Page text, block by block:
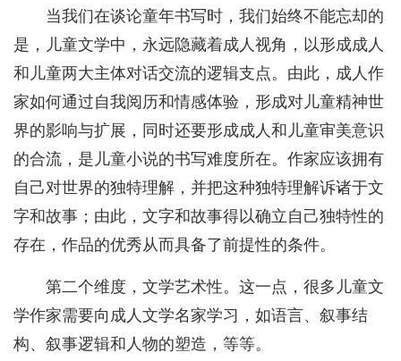
当我们在谈论童年书写时，我们始终不能忘却的
是，儿童文学中，永远隐藏着成人视角，以形成成人
和儿童两大主体对话交流的逻辑支点。由此，成人作
家如何通过自我阅历和情感体验，形成对儿童精神世
界的影响与扩展，同时还要形成成人和儿童审美意识
的合流，是儿童小说的书写难度所在。作家应该拥有
自己对世界的独特理解，并把这种独特理解诉诸于文
字和故事；由此，文字和故事得以确立自己独特性的
存在，作品的优秀从而具备了前提性的条件。
第二个维度，文学艺术性。这一点，很多儿童文
学作家需要向成人文学名家学习，如语言、叙事结
构、叙事逻辑和人物的塑造，等等。